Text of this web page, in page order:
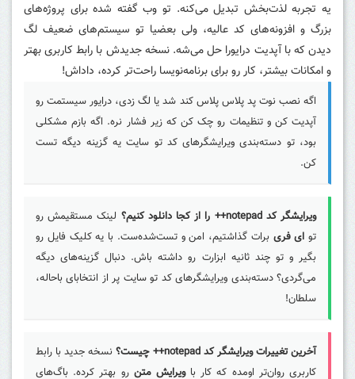
یه تجربه لذت‌بخش تبدیل می‌کنه. تو وب گفته شده برای پروژه‌های
بزرگ و افزونه‌های کد عالیه، ولی بعضیا تو سیستم‌های ضعیف لگ
دیدن که با آپدیت درایورا حل می‌شه. نسخه جدیدش با رابط کاربری بهتر
و امکانات بیشتر، کار رو برای برنامه‌نویسا راحت‌تر کرده، داداش!
اگه نصب نوت پد پلاس پلاس کند شد یا لگ زدی، درایور سیستمت رو
آپدیت کن و تنظیمات رو چک کن که زیر فشار نره. اگه بازم مشکلی
بود، تو دسته‌بندی ویرایشگرهای کد تو سایت یه گزینه دیگه تست
کن.
ویرایشگر کد notepad++ را از کجا دانلود کنیم؟
لینک مستقیمش رو
تو ای فری برات گذاشتیم، امن و تست‌شده‌ست. با یه کلیک فایل رو
بگیر و تو چند ثانیه ابزارت رو داشته باش. دنبال گزینه‌های دیگه
می‌گردی؟ دسته‌بندی ویرایشگرهای کد تو سایت پر از انتخابای باحاله،
سلطان!
آخرین تغییرات ویرایشگر کد notepad++ چیست؟
نسخه جدید با رابط
کاربری روان‌تر اومده که کار باویرایش متن رو بهتر کرده. باگ‌های